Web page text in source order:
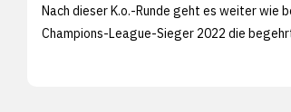
Nach dieser K.o.-Runde geht es weiter wie
Champions-League-Sieger 2022 die